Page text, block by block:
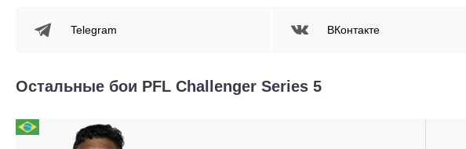
Telegram ВКонтакте
Остальные бои PFL Challenger Series 5